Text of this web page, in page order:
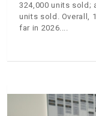
324,000 units sold;
units sold. Overall,
far in 2026.